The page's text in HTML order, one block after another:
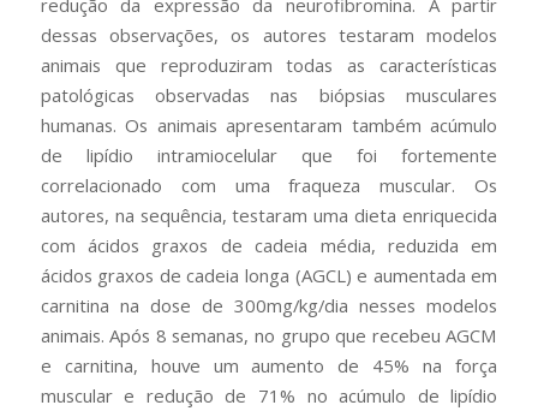
dessas observações, os autores testaram modelos
animais que reproduziram todas as características
patológicas observadas nas biópsias musculares
humanas. Os animais apresentaram também acúmulo
de lipídio intramiocelular que foi fortemente
correlacionado com uma fraqueza muscular. Os
autores, na sequência, testaram uma dieta enriquecida
com ácidos graxos de cadeia média, reduzida em
ácidos graxos de cadeia longa (AGCL) e aumentada em
carnitina na dose de 300mg/kg/dia nesses modelos
animais. Após 8 semanas, no grupo que recebeu AGCM
e carnitina, houve um aumento de 45% na força
muscular e redução de 71% no acúmulo de lipídio